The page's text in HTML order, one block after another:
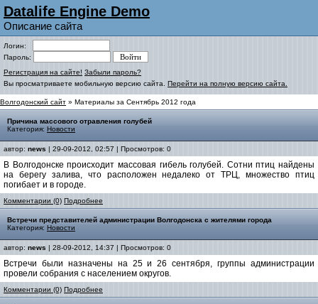
Datalife Engine Demo
Описание сайта
Логин:
Пароль:
Регистрация на сайте! Забыли пароль?
Вы просматриваете мобильную версию сайта. Перейти на полную версию сайта.
Волгодонский сайт » Материалы за Сентябрь 2012 года
Причина массового отравления голубей
Категория: Новости
автор: news | 29-09-2012, 02:57 | Просмотров: 0
В Волгодонске происходит массовая гибель голубей. Сотни птиц найдены
на берегу залива, что расположен недалеко от ТРЦ, множество птиц
погибает и в городе.
Комментарии (0) Подробнее
Встречи представителей администрации Волгодонска с жителями города
Категория: Новости
автор: news | 28-09-2012, 14:37 | Просмотров: 0
Встречи были назначены на 25 и 26 сентября, группы администрации
провели собрания с населением округов.
Комментарии (0) Подробнее